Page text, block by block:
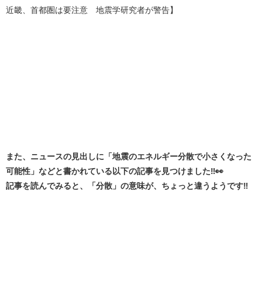
近畿、首都圏は要注意 地震学研究者が警告】
また、ニュースの見出しに「地震のエネルギー分散で小さくなった
可能性」などと書かれている以下の記事を見つけました‼️👀
記事を読んでみると、「分散」の意味が、ちょっと違うようです‼️